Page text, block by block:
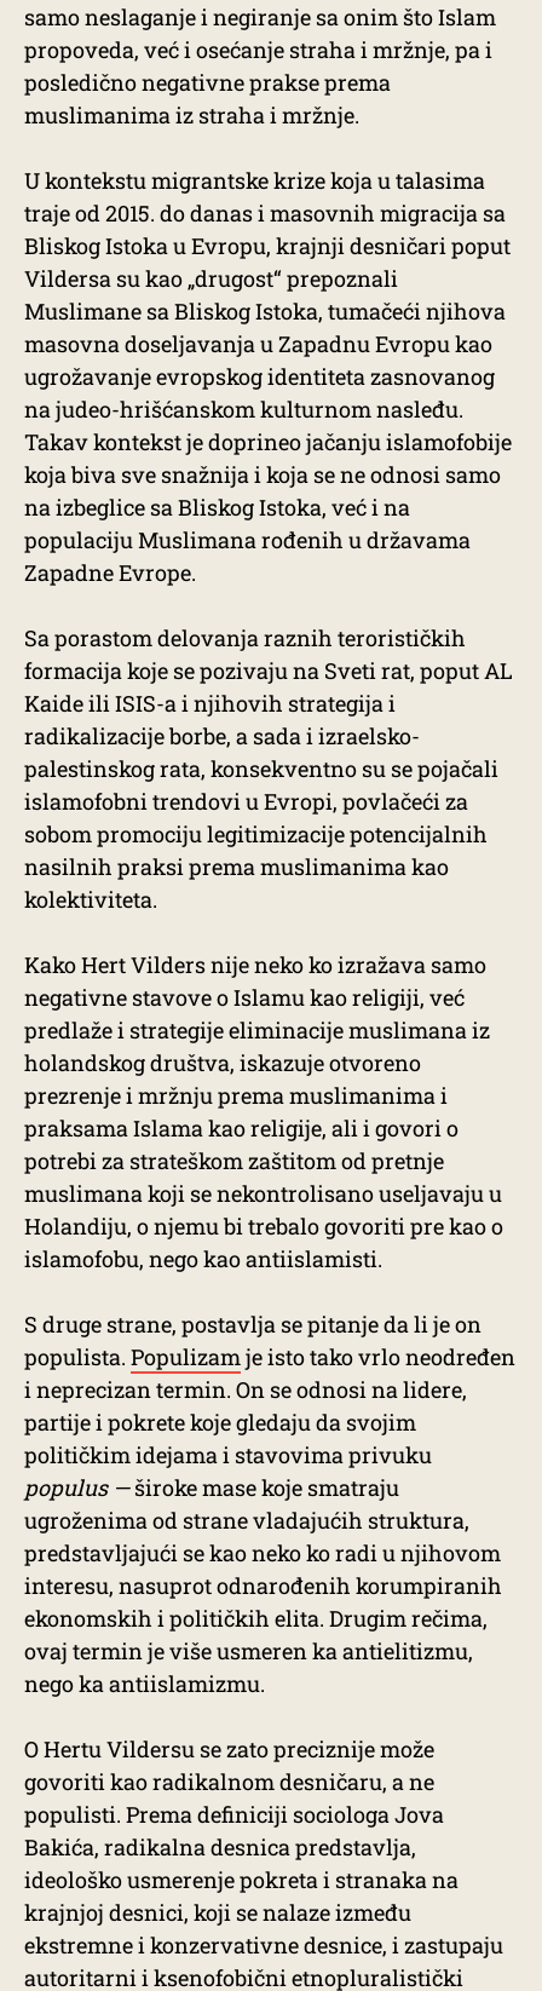
samo neslaganje i negiranje sa onim što Islam
propoveda, već i osećanje straha i mržnje, pa i
posledično negativne prakse prema
muslimanima iz straha i mržnje.
U kontekstu migrantske krize koja u talasima
traje od 2015. do danas i masovnih migracija sa
Bliskog Istoka u Evropu, krajnji desničari poput
Vildersa su kao „drugost“ prepoznali
Muslimane sa Bliskog Istoka, tumačeći njihova
masovna doseljavanja u Zapadnu Evropu kao
ugrožavanje evropskog identiteta zasnovanog
na judeo-hrišćanskom kulturnom nasleđu.
Takav kontekst je doprineo jačanju islamofobije
koja biva sve snažnija i koja se ne odnosi samo
na izbeglice sa Bliskog Istoka, već i na
populaciju Muslimana rođenih u državama
Zapadne Evrope.
Sa porastom delovanja raznih terorističkih
formacija koje se pozivaju na Sveti rat, poput AL
Kaide ili ISIS-a i njihovih strategija i
radikalizacije borbe, a sada i izraelsko-
palestinskog rata, konsekventno su se pojačali
islamofobni trendovi u Evropi, povlačeći za
sobom promociju legitimizacije potencijalnih
nasilnih praksi prema muslimanima kao
kolektiviteta.
Kako Hert Vilders nije neko ko izražava samo
negativne stavove o Islamu kao religiji, već
predlaže i strategije eliminacije muslimana iz
holandskog društva, iskazuje otvoreno
prezrenje i mržnju prema muslimanima i
praksama Islama kao religije, ali i govori o
potrebi za strateškom zaštitom od pretnje
muslimana koji se nekontrolisano useljavaju u
Holandiju, o njemu bi trebalo govoriti pre kao o
islamofobu, nego kao antiislamisti.
S druge strane, postavlja se pitanje da li je on
populista. Populizamje isto tako vrlo neodređen
i neprecizan termin. On se odnosi na lidere,
partije i pokrete koje gledaju da svojim
političkim idejama i stavovima privuku
populus —široke mase koje smatraju
ugroženima od strane vladajućih struktura,
predstavljajući se kao neko ko radi u njihovom
interesu, nasuprot odnarođenih korumpiranih
ekonomskih i političkih elita. Drugim rečima,
ovaj termin je više usmeren ka antielitizmu,
nego ka antiislamizmu.
O Hertu Vildersu se zato preciznije može
govoriti kao radikalnom desničaru, a ne
populisti. Prema definiciji sociologa Jova
Bakića, radikalna desnica predstavlja,
ideološko usmerenje pokreta i stranaka na
krajnjoj desnici, koji se nalaze između
ekstremne i konzervativne desnice, i zastupaju
autoritarni i ksenofobični etnopluralistički